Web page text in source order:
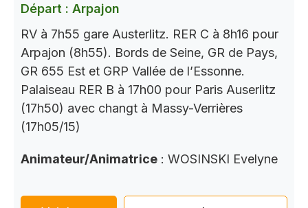
Départ : Arpajon
RV à 7h55 gare Austerlitz. RER C à 8h16 pour
Arpajon (8h55). Bords de Seine, GR de Pays,
GR 655 Est et GRP Vallée de l’Essonne.
Palaiseau RER B à 17h00 pour Paris Auserlitz
(17h50) avec changt à Massy-Verrières
(17h05/15)
Animateur/Animatrice : WOSINSKI Evelyne